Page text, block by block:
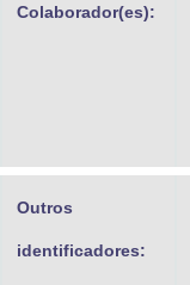
Colaborador(es):
Outros
identificadores: